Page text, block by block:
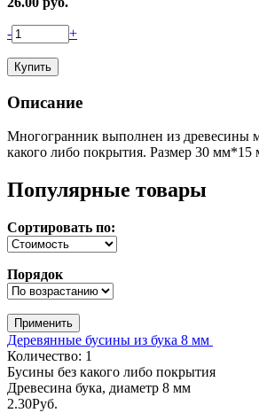
- +
Описание
Многогранник выполнен из древесины
какого либо покрытия. Размер 30 мм*15
Популярные товары
Сортировать по:
Порядок
Деревянные бусины из бука 8 мм
Количество: 1
Бусины без какого либо покрытия
Древесина бука, диаметр 8 мм
2.30Руб.